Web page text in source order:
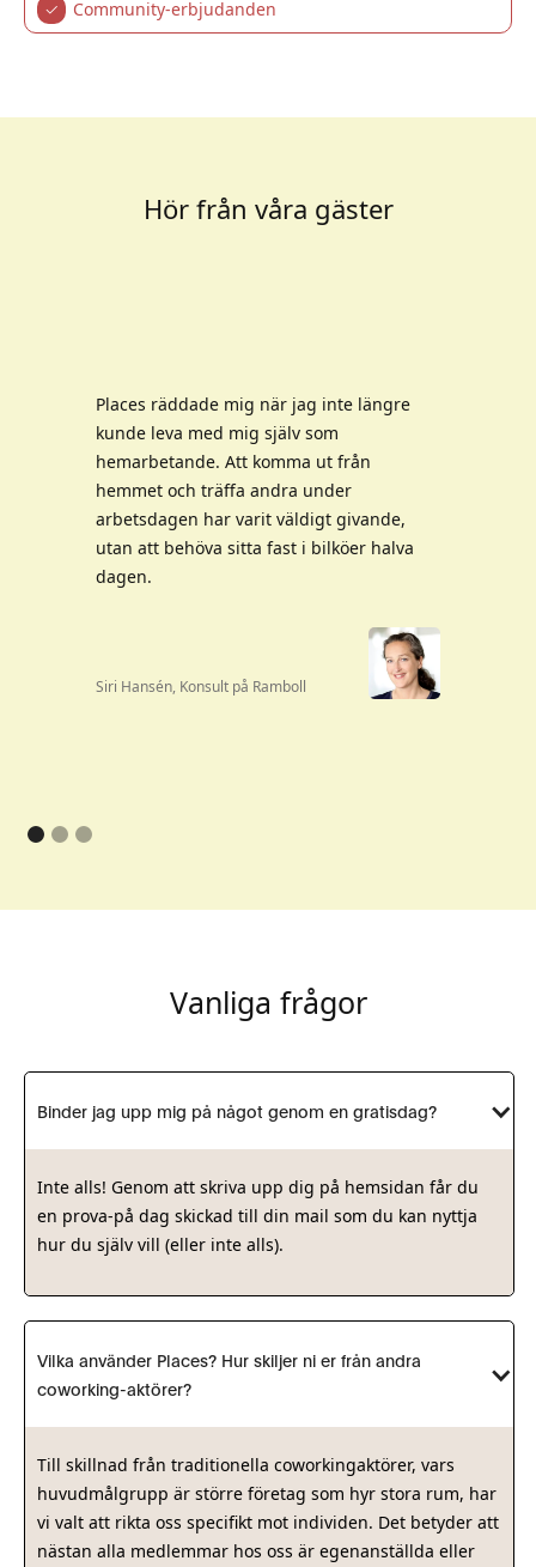
✓ Community-erbjudanden
Hör från våra gäster
Places räddade mig när jag inte längre
kunde leva med mig själv som
hemarbetande. Att komma ut från
hemmet och träffa andra under
arbetsdagen har varit väldigt givande,
utan att behöva sitta fast i bilköer halva
dagen.
Siri Hansén, Konsult på Ramboll
Vanliga frågor
Binder jag upp mig på något genom en gratisdag?
Inte alls! Genom att skriva upp dig på hemsidan får du
en prova-på dag skickad till din mail som du kan nyttja
hur du själv vill (eller inte alls).
Vilka använder Places? Hur skiljer ni er från andra
coworking-aktörer?
Till skillnad från traditionella coworkingaktörer, vars
huvudmålgrupp är större företag som hyr stora rum, har
vi valt att rikta oss specifikt mot individen. Det betyder att
nästan alla medlemmar hos oss är egenanställda eller